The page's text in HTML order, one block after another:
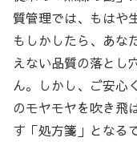
質管理では、もはや
もしかしたら、あな
えない品質の落とし
ん。しかし、ご安心
のモヤモヤを吹き飛
す「処方箋」となる